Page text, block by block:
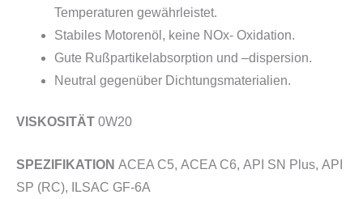
Temperaturen gewährleistet.
Stabiles Motorenöl, keine NOx- Oxidation.
Gute Rußpartikelabsorption und –dispersion.
Neutral gegenüber Dichtungsmaterialien.
VISKOSITÄT 0W20
SPEZIFIKATION ACEA C5, ACEA C6, API SN Plus, API
SP (RC), ILSAC GF-6A